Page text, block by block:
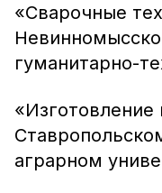
«Сварочные
гуманитарно-
«Изготовление
аграрном